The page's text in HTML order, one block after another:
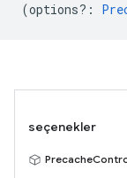
(options? :
seçenekler